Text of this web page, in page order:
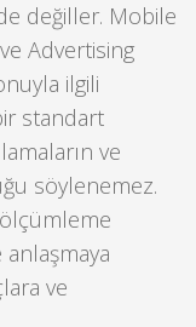
değiller. Mobile
Advertising
ilgili
standart
ve
söylenemez.
ve